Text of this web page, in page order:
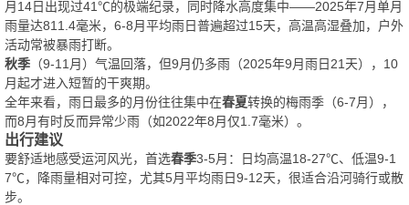
月14日出现过41℃的极端纪录，同时降水高度集中——2025年7月单月
雨量达811.4毫米，6-8月平均雨日普遍超过15天，高温高湿叠加，户外
活动常被暴雨打断。
秋季 （9-11月）气温回落，但9月仍多雨（2025年9月雨日21天），10
月起才进入短暂的干爽期。
全年来看，雨日最多的月份往往集中在春夏转换的梅雨季（6-7月），
而8月有时反而异常少雨（如2022年8月仅1.7毫米）。
出行建议
要舒适地感受运河风光，首选春季3-5月：日均高温18-27℃、低温9-1
7℃，降雨量相对可控，尤其5月平均雨日9-12天，很适合沿河骑行或散
步。